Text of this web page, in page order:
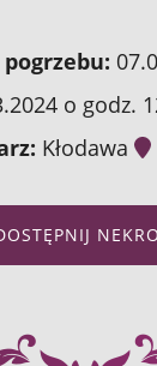
o godz.
Kłodawa